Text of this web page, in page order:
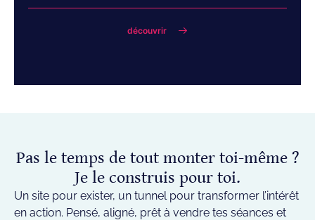
découvrir
Pas le temps de tout monter toi-même ?
Je le construis pour toi.
Un site pour exister, un tunnel pour transformer l’intérêt
en action. Pensé, aligné, prêt à vendre tes séances et